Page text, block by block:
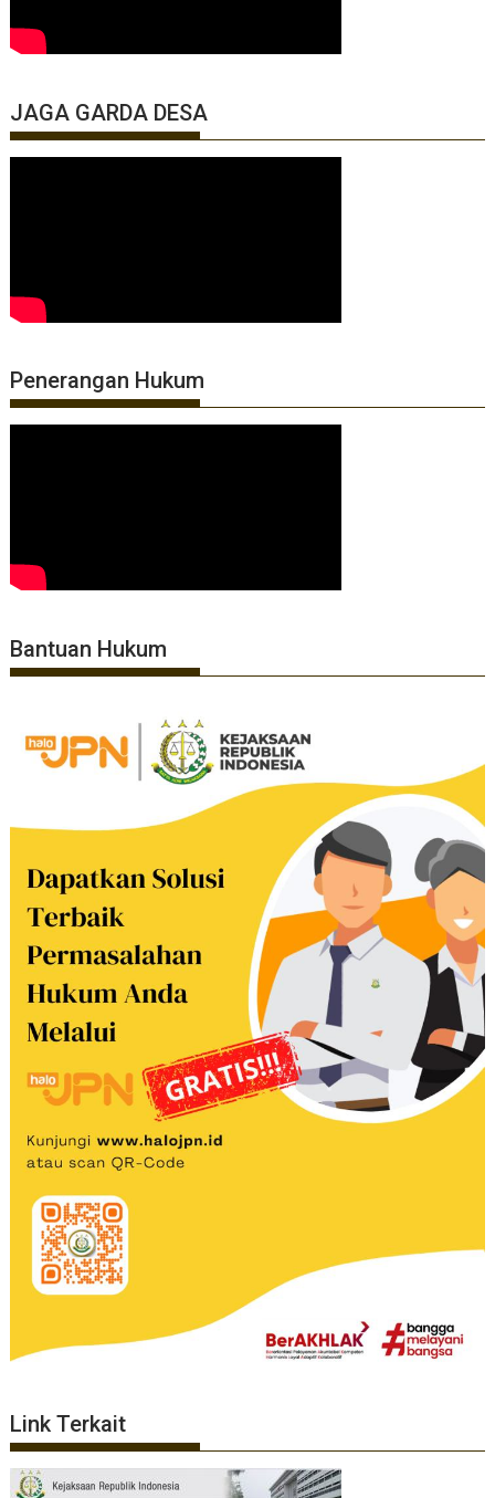
JAGA GARDA DESA
Penerangan Hukum
Bantuan Hukum
Link Terkait